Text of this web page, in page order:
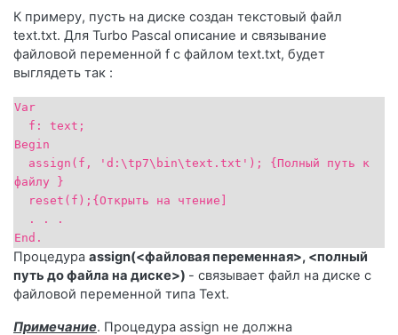
К примеру, пусть на диске создан текстовый файл
text.txt. Для Turbo Pascal описание и связывание
файловой переменной f с файлом text.txt, будет
выглядеть так :
Var
f: text;
Begin
assign(f, 'd:\tp7\bin\text.txt'); {Полный путь к
файлу }
reset(f);{Открыть на чтение]
. . .
End.
Процедура assign(<файловая переменная>, <полный
путь до файла на диске>) - связывает файл на диске с
файловой переменной типа Text.
Примечание. Процедура assign не должна